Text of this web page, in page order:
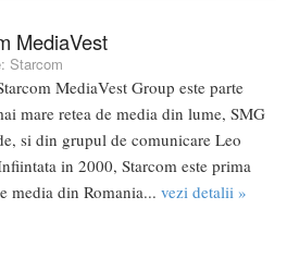
MediaVest
Starcom
MediaVest Group este parte
mare retea de media din lume, SMG
si din grupul de comunicare Leo
in 2000, Starcom este prima
media din Romania... vezi detalii »